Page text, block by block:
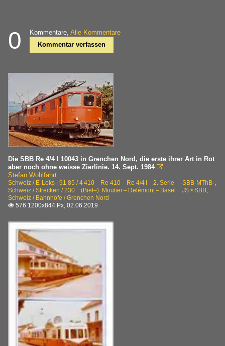
0 Kommentare, Alle Kommentare
Kommentar verfassen
Die SBB Re 4/4 I 10043 in Grenchen Nord, die erste ihrer Art in Rot
aber noch ohne weisse Zierlinie. 14. Sept. 1984 
Stefan Wohlfahrt
Schweiz / E-Loks | 91 85 / 4 410 Re 410 Re 4/4 I 2. Serie ·SBB·MThB·,
Schweiz / Strecken / 230 (Biel–) Moutier – Delémont – Basel JS > SBB,
Schweiz / Bahnhöfe / Grenchen Nord
 576 1200x844 Px, 02.06.2019